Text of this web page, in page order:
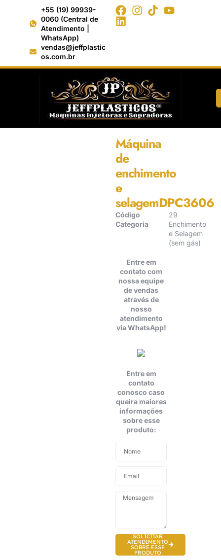
+55 (19) 99939-
0060 (Central de
Atendimento |
WhatsApp)
vendas@jeffplastic
os.com.br
Início/Enchimento e Selagem (sem
/ Máquina de enchimento e
selagemDPC3606
Máquina
de
enchimento
e
selagemDPC3606
Código
29
Categoria
Enchimento
e Selagem
(sem gás)
Entre em
contato com
nossa equipe
de vendas
através de
nosso
atendimento
via WhatsApp!
Entre em
contato
conosco caso
queira maiores
informações
sobre esse
produto:
SOLICITAR
ATENDIMENTO
SOBRE ESSE
PRODUTO